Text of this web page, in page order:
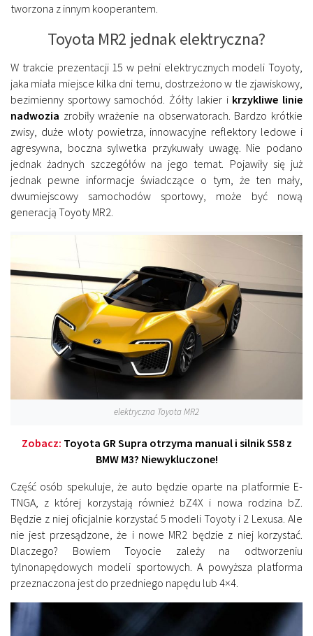
tworzona z innym kooperantem.
Toyota MR2 jednak elektryczna?
W trakcie prezentacji 15 w pełni elektrycznych modeli Toyoty,
jaka miała miejsce kilka dni temu, dostrzeżono w tle zjawiskowy,
bezimienny sportowy samochód. Żółty lakier i krzykliwe linie
nadwozia zrobiły wrażenie na obserwatorach. Bardzo krótkie
zwisy, duże wloty powietrza, innowacyjne reflektory ledowe i
agresywna, boczna sylwetka przykuwały uwagę. Nie podano
jednak żadnych szczegółów na jego temat. Pojawiły się już
jednak pewne informacje świadczące o tym, że ten mały,
dwumiejscowy samochodów sportowy, może być nową
generacją Toyoty MR2.
elektryczna Toyota MR2
Zobacz: Toyota GR Supra otrzyma manual i silnik S58 z
BMW M3? Niewykluczone!
Część osób spekuluje, że auto będzie oparte na platformie E-
TNGA, z której korzystają również bZ4X i nowa rodzina bZ.
Będzie z niej oficjalnie korzystać 5 modeli Toyoty i 2 Lexusa. Ale
nie jest przesądzone, że i nowe MR2 będzie z niej korzystać.
Dlaczego? Bowiem Toyocie zależy na odtworzeniu
tylnonapędowych modeli sportowych. A powyższa platforma
przeznaczona jest do przedniego napędu lub 4×4.